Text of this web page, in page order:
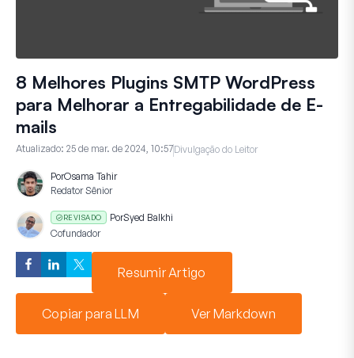
8 Melhores Plugins SMTP WordPress
para Melhorar a Entregabilidade de E-
mails
Atualizado: 25 de mar. de 2024, 10:57Divulgação do Leitor
PorOsama Tahir
Redator Sênior
REVISADO PorSyed Balkhi
Cofundador
Resumir Artigo
Copiar para LLM Ver Markdown